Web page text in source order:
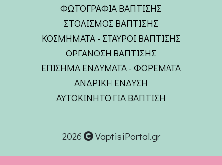
ΦΩΤΟΓΡΑΦΙΑ ΒΑΠΤΙΣΗΣ
ΣΤΟΛΙΣΜΟΣ ΒΑΠΤΙΣΗΣ
ΚΟΣΜΗΜΑΤΑ - ΣΤΑΥΡΟΙ ΒΑΠΤΙΣΗΣ
ΟΡΓΑΝΩΣΗ ΒΑΠΤΙΣΗΣ
ΕΠΙΣΗΜΑ ΕΝΔΥΜΑΤΑ - ΦΟΡΕΜΑΤΑ
ΑΝΔΡΙΚΗ ΕΝΔΥΣΗ
ΑΥΤΟΚΙΝΗΤΟ ΓΙΑ ΒΑΠΤΙΣΗ
2026 VaptisiPortal.gr